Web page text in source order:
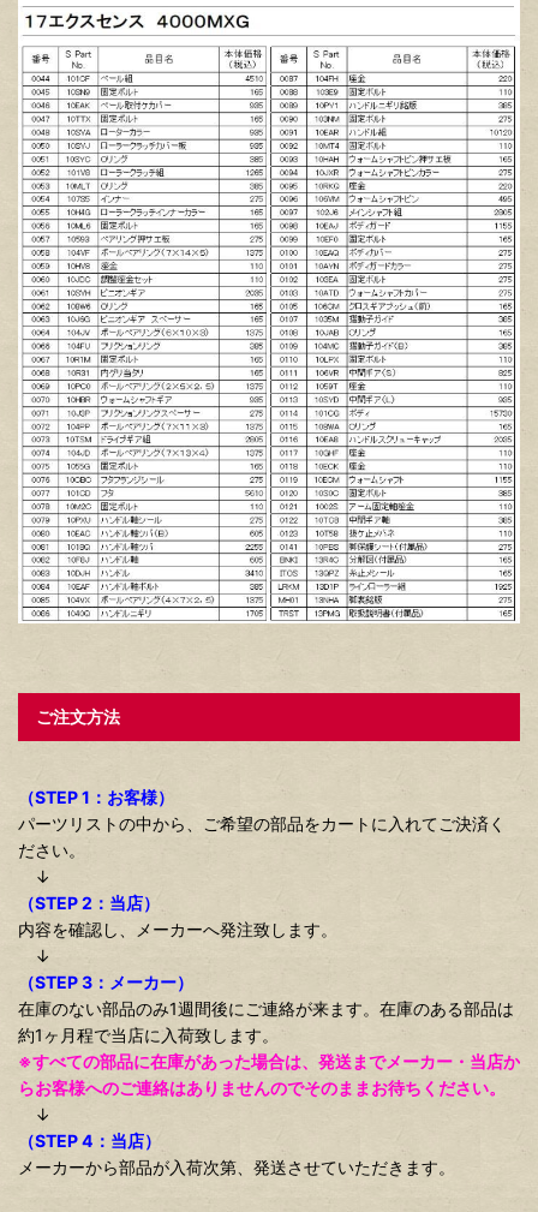
ご注文方法
（STEP 1：お客様）
パーツリストの中から、ご希望の部品をカートに入れてご決済く
ださい。
↓
（STEP 2：当店）
内容を確認し、メーカーへ発注致します。
↓
（STEP 3：メーカー）
在庫のない部品のみ1週間後にご連絡が来ます。在庫のある部品は
約1ヶ月程で当店に入荷致します。
※すべての部品に在庫があった場合は、発送までメーカー・当店か
らお客様へのご連絡はありませんのでそのままお待ちください。
↓
（STEP 4：当店）
メーカーから部品が入荷次第、発送させていただきます。